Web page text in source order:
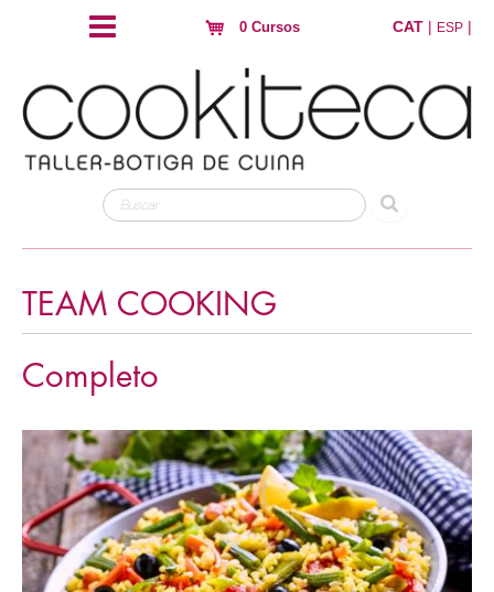
0 Cursos CAT | ESP |
TEAM COOKING
Completo